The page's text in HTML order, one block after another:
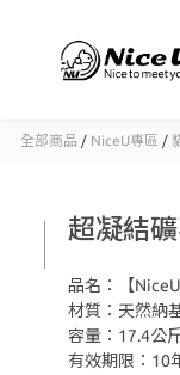
全部商品 / NiceU專區 /
超凝結
品名：【
材質：天然納
容量：17.4公
有效期限：10